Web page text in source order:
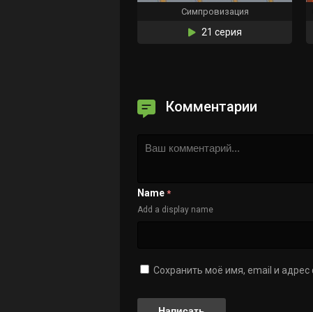
Симпровизация
21 серия
Комментарии
Name *
Add a display name
Сохранить моё имя, email и